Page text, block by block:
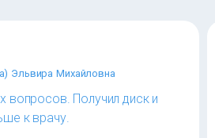
Эльвира Михайловна
вопросов. Получил диск и
к врачу.